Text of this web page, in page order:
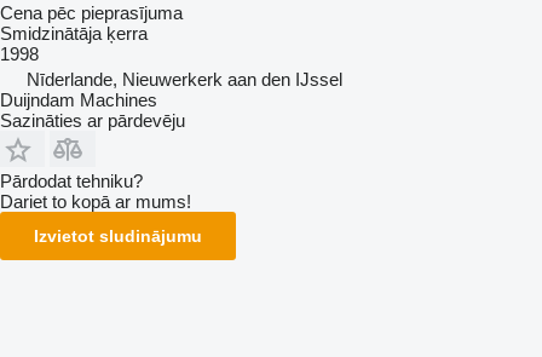
Cena pēc pieprasījuma
Smidzinātāja ķerra
1998
Nīderlande, Nieuwerkerk aan den IJssel
Duijndam Machines
Sazināties ar pārdevēju
Pārdodat tehniku?
Dariet to kopā ar mums!
Izvietot sludinājumu